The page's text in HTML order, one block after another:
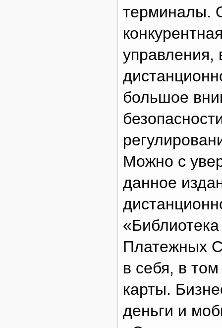
терминалы.
управления,
большое
Можно с
данное
Платежных
в себя, в
карты.
деньги и